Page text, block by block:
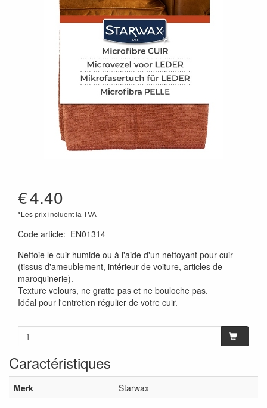
€4.40
*Les prix incluent la TVA
Code article: EN01314
Nettoie le cuir humide ou à l'aide d'un nettoyant pour cuir
(tissus d'ameublement, intérieur de voiture, articles de
maroquinerie).
Texture velours, ne gratte pas et ne bouloche pas.
Idéal pour l'entretien régulier de votre cuir.
Caractéristiques
Merk Starwax